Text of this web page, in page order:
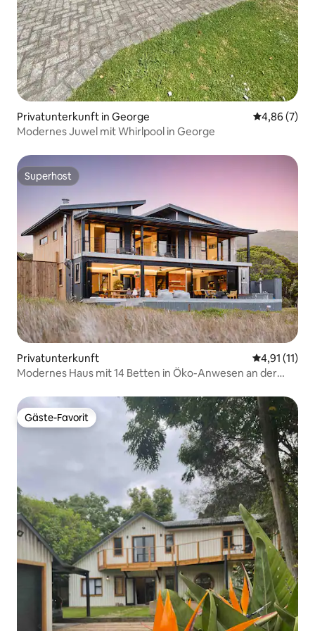
Privatunterkunft in George
4,86 (7)
Modernes Juwel mit Whirlpool in George
Superhost
Superhost
Privatunterkunft
4,91 (11)
Modernes Haus mit 14 Betten in Öko-Anwesen an der
Gäste-Favorit
Gäste-Favorit